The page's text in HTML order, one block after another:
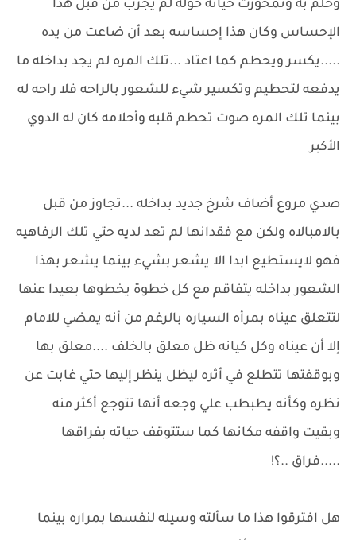
وحلم به وتمحورت حياته حوله لم يجرب من قبل هذا
الإحساس وكان هذا إحساسه بعد أن ضاعت من يده
.....يكسر ويحطم كما اعتاد ...تلك المره لم يجد بداخله ما
يدفعه لتحطيم وتكسير شيء للشعور بالراحه فلا راحه له
بينما تلك المره صوت تحطم قلبه وأحلامه كان له الدوي
الأكبر
صدي مروع أضاف شرخ جديد بداخله ...تجاوز من قبل
بالامبالاه ولكن مع فقدانها لم تعد لديه حتي تلك الرفاهيه
فهو لايستطيع ابدا الا يشعر بشيء بينما يشعر بهذا
الشعور بداخله يتفاقم مع كل خطوة يخطوها بعيدا عنها
لتتعلق عيناه بمرأه السياره بالرغم من أنه يمضي للامام
إلا أن عيناه وكل كيانه ظل معلق بالخلف ....معلق بها
وبوقفتها تتطلع في أثره ليظل ينظر إليها حتي غابت عن
نظره وكأنه يطبطب علي وجعه أنها تتوجع أكثر منه
وبقيت واقفه مكانها كما ستتوقف حياته بفراقها
.....فراق ..؟!
هل افترقوا هذا ما سألته وسيله لنفسها بمراره بينما